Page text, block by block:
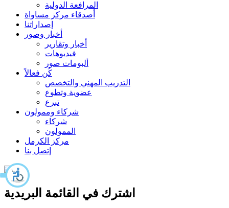
المرافعة الدولية
أصدقاء مركز مساواة
إصداراتنا
أخبار وصور
أخبار وتقارير
فيديوهات
ألبومات صور
كُن فعالاً
التدريب المهني والتخصص
عضوية وتطوع
تبرع
شركاء وممولون
شركاء
الممولون
مركز الكرمل
إتصل بنا
اشترك في القائمة البريدية